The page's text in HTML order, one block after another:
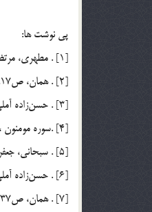
پي نوشت ها:
[1] . مطهري، مرتضي، مقالات فلسفي، چاپ دوم، انتشارات صدرا، 1374، ص15.
[2] . همان، ص17.
[3] . حسن‌زاده آملي، حسن‌، دروس معرفت نفس، 1362، ‌ج2، ص261.
[4] .سوره مومنون ،آيات 12-14.
[5] . سبحاني، جعفر، اصالت روح از نظر قرآن، چاپ دوم، نشر مؤسسه تحقيقاتي امام صادق، 1377.
[6] . حسن‌زاده آملي، حسن، معرفت نفس، 1362، ج3، ص328.
[7] . همان، ص337.